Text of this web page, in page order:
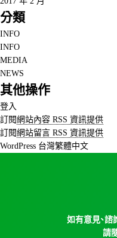
分類
INFO
INFO
MEDIA
NEWS
其他操作
登入
訂閱網站內容 RSS 資訊提供
訂閱網站留言 RSS 資訊提供
WordPress 台灣繁體中文
如有意見、諮
請